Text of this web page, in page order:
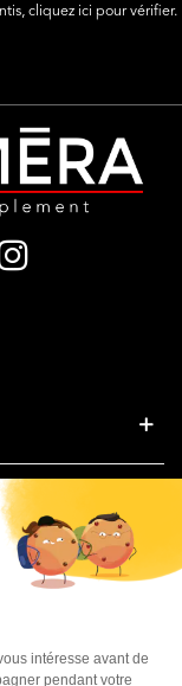
cliquez ici pour vérifier.